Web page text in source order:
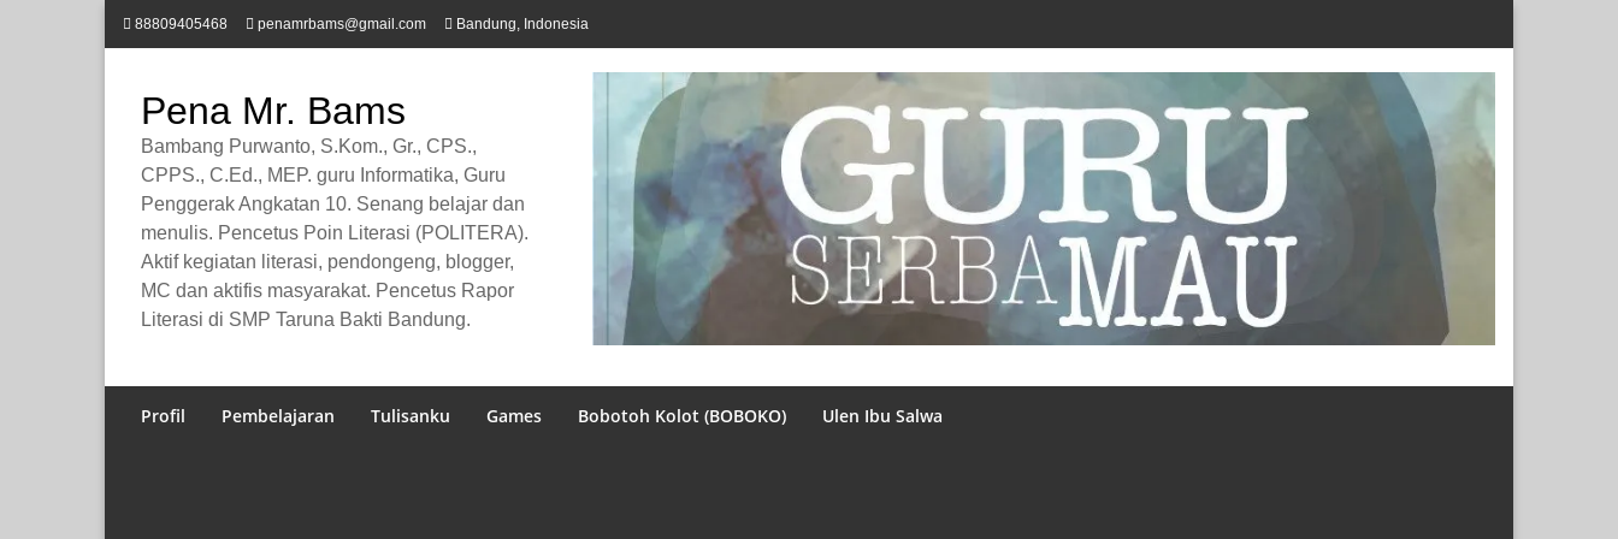
88809405468 penamrbams@gmail.com Bandung, Indonesia
Pena Mr. Bams
Bambang Purwanto, S.Kom., Gr., CPS.,
CPPS., C.Ed., MEP. guru Informatika, Guru
Penggerak Angkatan 10. Senang belajar dan
menulis. Pencetus Poin Literasi (POLITERA).
Aktif kegiatan literasi, pendongeng, blogger,
MC dan aktifis masyarakat. Pencetus Rapor
Literasi di SMP Taruna Bakti Bandung.
Profil Pembelajaran Tulisanku Games Bobotoh Kolot (BOBOKO) Ulen Ibu Salwa